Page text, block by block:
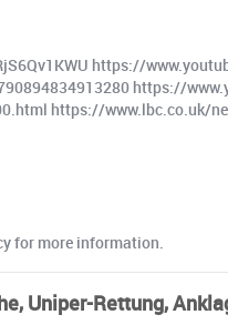
https://
https://
https://www.lbc.co.uk/
for more information.
Uniper-Rettung,